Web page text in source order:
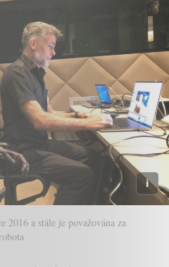
2016 a stále je považována za